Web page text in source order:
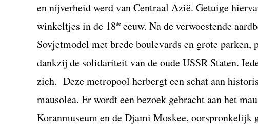
en nijverheid werd van Centraal Azië. Getuige
winkeltjes in de 18de eeuw. Na de verwoestende
Sovjetmodel met brede boulevards en grote
dankzij de solidariteit van de oude USSR Staten.
zich. Deze metropool herbergt een schat aan
mausolea. Er wordt een bezoek gebracht aan het
Koranmuseum en de Djami Moskee, oorspronkelijk